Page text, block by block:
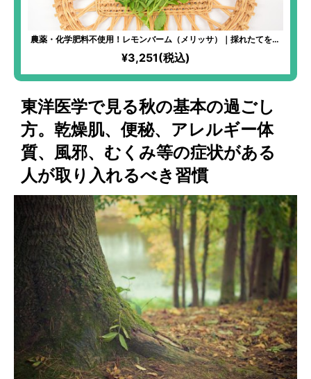
農薬・化学肥料不使用！レモンバーム（メリッサ）｜採れたてをお
届け！別名“長寿のハーブ”と呼ばれており、記憶力や学習機能の維
持をサポートし、ストレスを和らげる効果も！
¥3,251(税込)
東洋医学で見る秋の基本の過ごし
方。乾燥肌、便秘、アレルギー体
質、風邪、むくみ等の症状がある
人が取り入れるべき習慣